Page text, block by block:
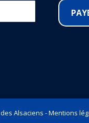
Alsaciens -Mentions